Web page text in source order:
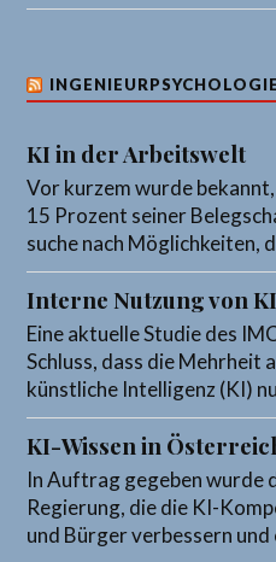
KI in der Arbeitswelt
Vor kurzem wurde
15 Prozent seiner
suche nach Möglichkeiten,
Interne Nutzung von KI
Eine aktuelle Studie des
Schluss, dass die Mehrheit
künstliche Intelligenz (KI)
KI-Wissen in
In Auftrag gegeben wurde
Regierung, die die KI-
und Bürger verbessern